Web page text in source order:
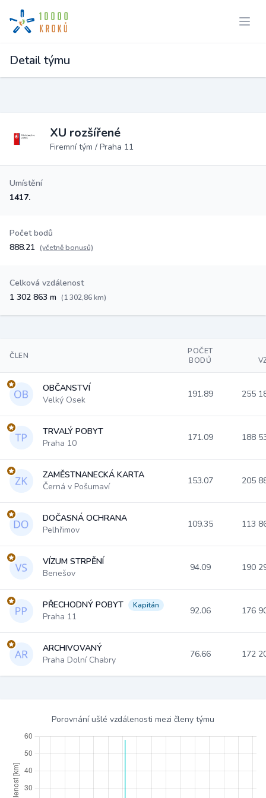
Detail týmu
XU rozšířené
Firemní tým / Praha 11
Umístění
1417.
Počet bodů
888.21 (včetně bonusů)
Celková vzdálenost
1 302 863 m (1 302,86 km)
ČLEN
POČET
BODŮ
OBČANSTVÍ
Velký Osek
191.89 255
TRVALÝ POBYT
Praha 10
171.09 188
ZAMĚSTNANECKÁ KARTA
Černá v Pošumaví
153.07 205
DOČASNÁ OCHRANA
Pelhřimov
109.35 113
VÍZUM STRPĚNÍ
Benešov
94.09 190
PŘECHODNÝ POBYT Kapitán
Praha 11
92.06 176
ARCHIVOVANÝ
Praha Dolní Chabry
76.66 172
Porovnání ušlé vzdálenosti mezi členy týmu